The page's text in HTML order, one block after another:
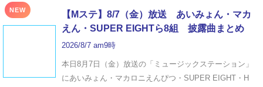
NEW
【Mステ】8/7（金）放送 あいみょん・マカ
えん・SUPER EIGHTら8組 披露曲まとめ
2026/8/7 am9時
本日8月7日（金）放送の「ミュージックステーション」
にあいみょん・マカロニえんぴつ・SUPER EIGHT・H